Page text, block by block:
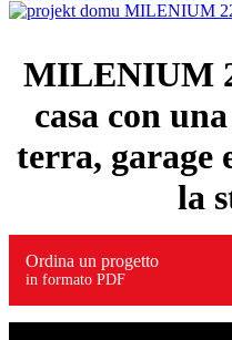
MILENIUM
casa con
terra, garage
la
Ordina un progetto
in formato PDF